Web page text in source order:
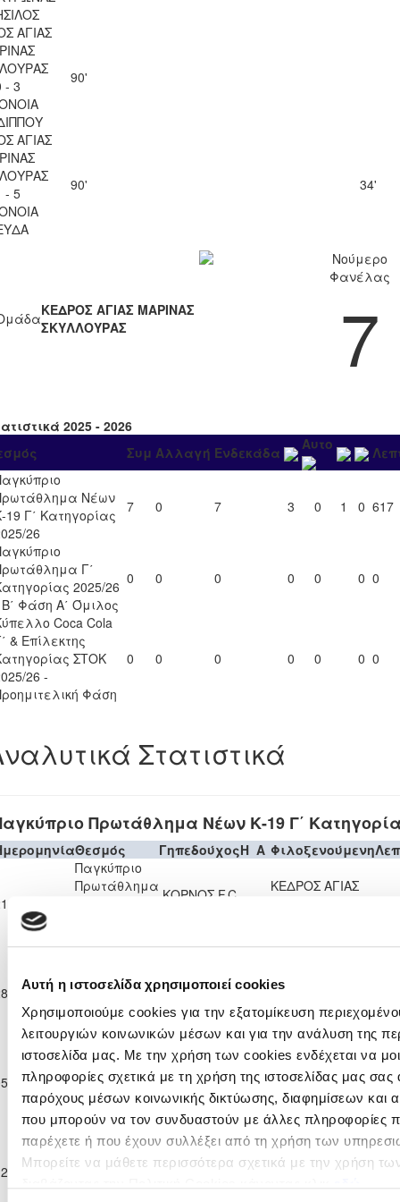
Αυτή η ιστοσελίδα χρησιμοποιεί cookies
Χρησιμοποιούμε cookies για την εξατομίκευση
λειτουργιών κοινωνικών μέσων και για την ανάλυση της
ιστοσελίδα μας. Με την χρήση των cookies ενδέχεται να
πληροφορίες σχετικά με τη χρήση της ιστοσελίδας μας
παρόχους μέσων κοινωνικής δικτύωσης, διαφημίσεων και
που μπορούν να τον συνδυαστούν με άλλες πληροφορίες
παρέχετε ή που έχουν συλλέξει από τη χρήση των
Μπορείτε να μάθετε περισσότερα σχετικά με την χρήση
ΑΓΙΑΣ
- 3
90'
ΑΓΙΑΣ
- 5
90' 34'
ΚΕΔΡΟΣ ΑΓΙΑΣ ΜΑΡΙΝΑΣ
ΣΚΥΛΛΟΥΡΑΣ
Νούμερο
Φανέλας
7
2025 - 2026
Συμ Αλλαγή Ενδεκάδα Αυτο
Νέων
19 Γ΄ Κατηγορίας
26
7 0 7 3 0 1 0 617
Γ΄
2025/26
Φάση Α΄ Όμιλος
0 0 0 0 0 0 0
Coca Cola
& Επίλεκτης
ΣΤΟΚ
26 -
Φάση
0 0 0 0 0 0 0
Στατιστικά
Πρωτάθλημα Νέων Κ-19 Γ΄
Θεσμός ΓηπεδούχοςH A Φιλοξενούμενη
09-2025
Παγκύπριο
Πρωτάθλημα ΚΟΡΝΟΣ F.C.
ΚΕΔΡΟΣ ΑΓΙΑΣ
09-2025
Πρωτάθλημα
Νέων Κ-19 Γ΄
Κατηγορίας
2025/26
ΑΓΙΑΣ
ΣΚΥΛΛΟΥΡΑΣ
2 1 F.C. ΛΕΙΒΑΔΙΑ
10-2025
Παγκύπριο
Πρωτάθλημα
Νέων Κ-19 Γ΄
Κατηγορίας
2025/26
ΞΥΛΟΦΑΓΟΥ
F.C. 1 4
ΚΕΔΡΟΣ ΑΓΙΑΣ
ΜΑΡΙΝΑΣ
ΣΚΥΛΛΟΥΡΑΣ
90'
10-2025
Παγκύπριο
Πρωτάθλημα
Νέων Κ-19 Γ΄
ΚΕΔΡΟΣ
ΑΓΙΑΣ1 10ΑΠΕΑ
90'